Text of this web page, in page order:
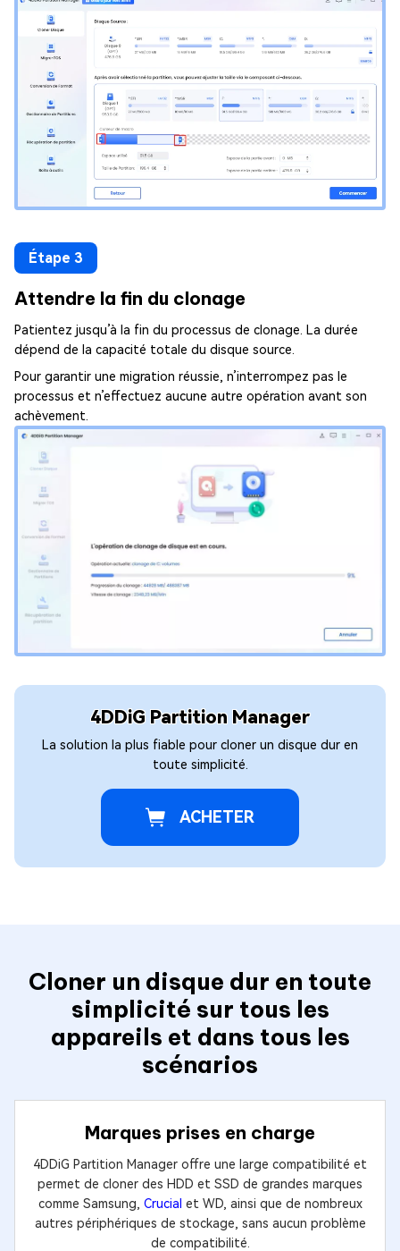
Étape 3
Attendre la fin du clonage
Patientez jusqu’à la fin du processus de clonage. La durée
dépend de la capacité totale du disque source.
Pour garantir une migration réussie, n’interrompez pas le
processus et n’effectuez aucune autre opération avant son
achèvement.
4DDiG Partition Manager
La solution la plus fiable pour cloner un disque dur en
toute simplicité.
ACHETER
Cloner un disque dur en toute
simplicité sur tous les
appareils et dans tous les
scénarios
Marques prises en charge
4DDiG Partition Manager offre une large compatibilité et
permet de cloner des HDD et SSD de grandes marques
comme Samsung, Crucial et WD, ainsi que de nombreux
autres périphériques de stockage, sans aucun problème
de compatibilité.